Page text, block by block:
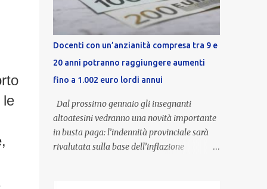
le
Docenti con un’anzianità compresa tra 9 e
20 anni potranno raggiungere aumenti
fino a 1.002 euro lordi annui
Dal prossimo gennaio gli insegnanti
altoatesini vedranno una novità importante
in busta paga: l’indennità provinciale sarà
rivalutata sulla base dell’inflazione